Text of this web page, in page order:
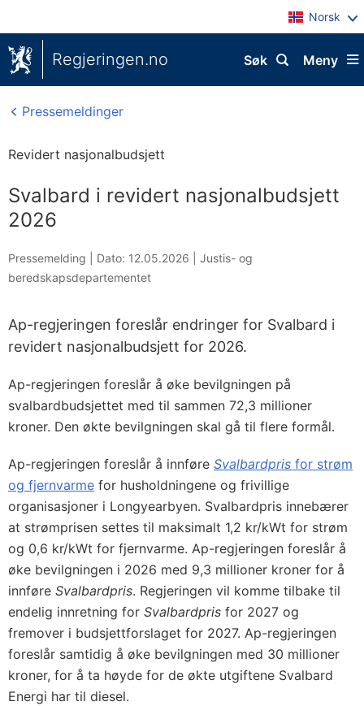
Norsk
Regjeringen.no Meny
Søk
Pressemeldinger
Revidert nasjonalbudsjett
Svalbard i revidert nasjonalbudsjett
2026
Pressemelding | Dato: 12.05.2026
Justis- og
beredskapsdepartementet
Ap-regjeringen foreslår endringer for Svalbard i
revidert nasjonalbudsjett for 2026.
Ap-regjeringen foreslår å øke bevilgningen på
svalbardbudsjettet med til sammen 72,3 millioner
kroner. Den økte bevilgningen skal gå til flere formål.
Ap-regjeringen foreslår å innføre Svalbardpris for strøm
og fjernvarme for husholdningene og frivillige
organisasjoner i Longyearbyen. Svalbardpris innebærer
at strømprisen settes til maksimalt 1,2 kr/kWt for strøm
og 0,6 kr/kWt for fjernvarme. Ap-regjeringen foreslår å
øke bevilgningen i 2026 med 9,3 millioner kroner for å
innføre Svalbardpris. Regjeringen vil komme tilbake til
endelig innretning for Svalbardpris for 2027 og
fremover i budsjettforslaget for 2027. Ap-regjeringen
foreslår samtidig å øke bevilgningen med 30 millioner
kroner, for å ta høyde for de økte utgiftene Svalbard
Energi har til diesel.